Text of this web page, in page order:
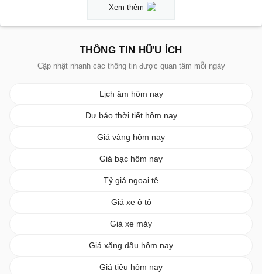
Xem thêm
THÔNG TIN HỮU ÍCH
Cập nhật nhanh các thông tin được quan tâm mỗi ngày
Lịch âm hôm nay
Dự báo thời tiết hôm nay
Giá vàng hôm nay
Giá bạc hôm nay
Tỷ giá ngoại tệ
Giá xe ô tô
Giá xe máy
Giá xăng dầu hôm nay
Giá tiêu hôm nay